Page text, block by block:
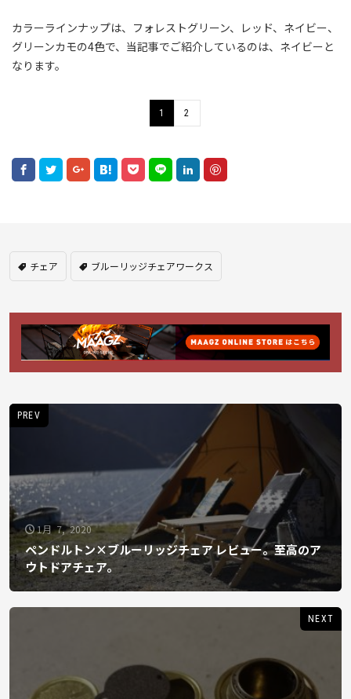
カラーラインナップは、フォレストグリーン、レッド、ネイビー、
グリーンカモの4色で、当記事でご紹介しているのは、ネイビーと
なります。
1 2
チェア ブルーリッジチェアワークス
PREV
1月 7, 2020
ペンドルトン×ブルーリッジチェア レビュー。至高のア
ウトドアチェア。
NEXT